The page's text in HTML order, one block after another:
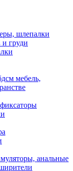
шлепалки
груди
мебель,